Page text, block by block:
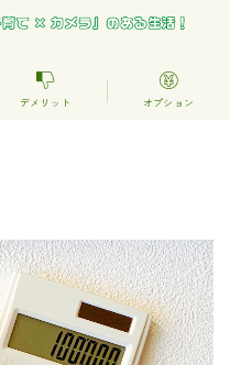
デメリット オプション